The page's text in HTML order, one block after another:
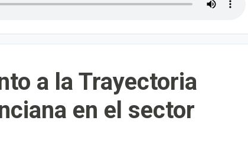
a la Trayectoria
en el sector